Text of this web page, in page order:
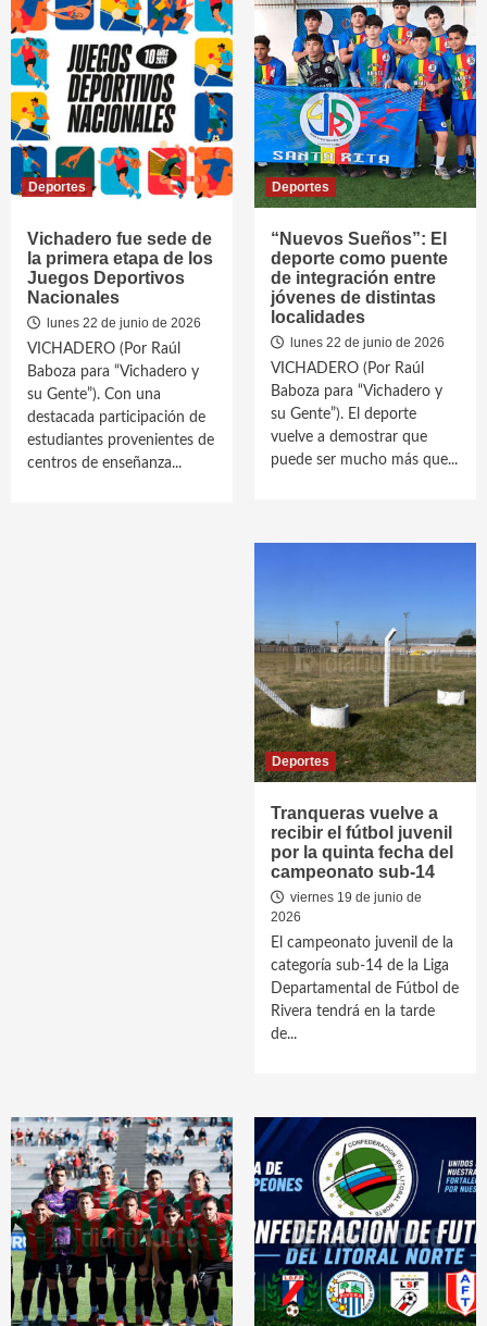
Deportes
Vichadero fue sede de
la primera etapa de los
Juegos Deportivos
Nacionales
lunes 22 de junio de 2026
VICHADERO (Por Raúl
Baboza para “Vichadero y
su Gente”). Con una
destacada participación de
estudiantes provenientes de
centros de enseñanza...
Deportes
“Nuevos Sueños”: El
deporte como puente
de integración entre
jóvenes de distintas
localidades
lunes 22 de junio de 2026
VICHADERO (Por Raúl
Baboza para “Vichadero y
su Gente”). El deporte
vuelve a demostrar que
puede ser mucho más que...
Deportes
Tranqueras vuelve a
recibir el fútbol juvenil
por la quinta fecha del
campeonato sub-14
viernes 19 de junio de
2026
El campeonato juvenil de la
categoría sub-14 de la Liga
Departamental de Fútbol de
Rivera tendrá en la tarde
de...